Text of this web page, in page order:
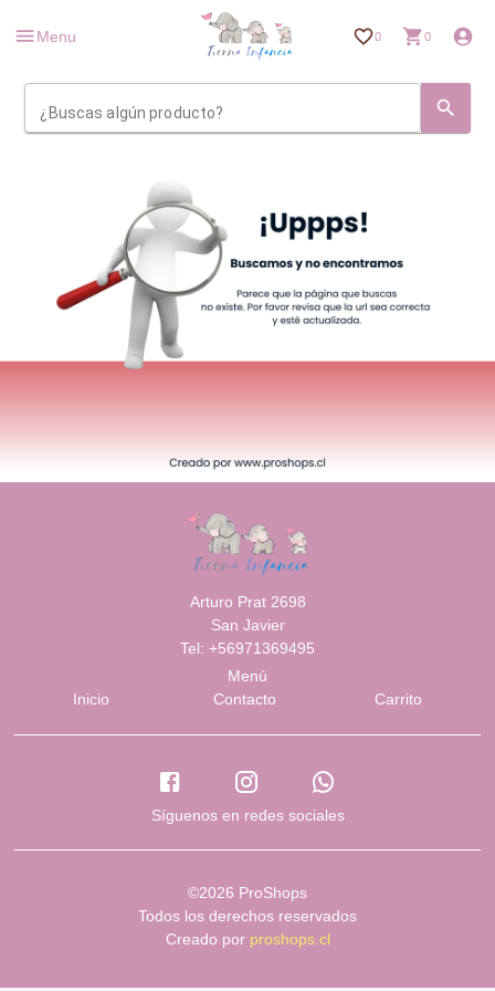
Menu 0 0
¿Buscas algún producto?
Arturo Prat 2698
San Javier
Tel: +56971369495
Menú
Inicio
Contacto Carrito
Síguenos en redes sociales
©2026 ProShops
Todos los derechos reservados
Creado por proshops.cl